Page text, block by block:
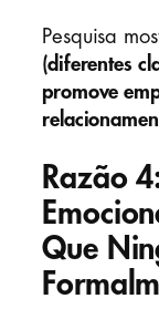
Pesquisa
(diferentes
promove
Razão
Que